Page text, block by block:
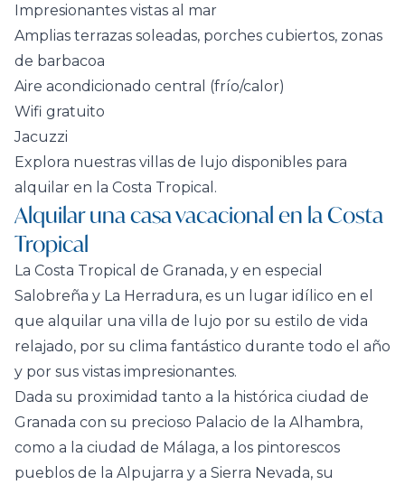
Impresionantes vistas al mar
Amplias terrazas soleadas, porches cubiertos, zonas
de barbacoa
Aire acondicionado central (frío/calor)
Wifi gratuito
Jacuzzi
Explora nuestras villas de lujo disponibles para
alquilar en la Costa Tropical.
Alquilar una casa vacacional en la Costa
Tropical
La Costa Tropical de Granada, y en especial
Salobreña y La Herradura, es un lugar idílico en el
que alquilar una villa de lujo por su estilo de vida
relajado, por su clima fantástico durante todo el año
y por sus vistas impresionantes.
Dada su proximidad tanto a la histórica ciudad de
Granada con su precioso Palacio de la Alhambra,
como a la ciudad de Málaga, a los pintorescos
pueblos de la Alpujarra y a Sierra Nevada, su